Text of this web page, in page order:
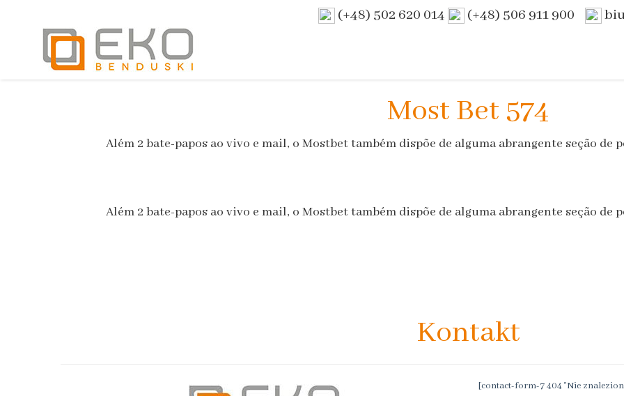
(+48) 502 620 014 (+48) 506 911 900
Most Bet 574
Além 2 bate-papos ao vivo e mail, o Mostbet também dispõe de alguma abrangente seção
Além 2 bate-papos ao vivo e mail, o Mostbet também dispõe de alguma abrangente seção
Kontakt
[contact-form-7 404 "Nie